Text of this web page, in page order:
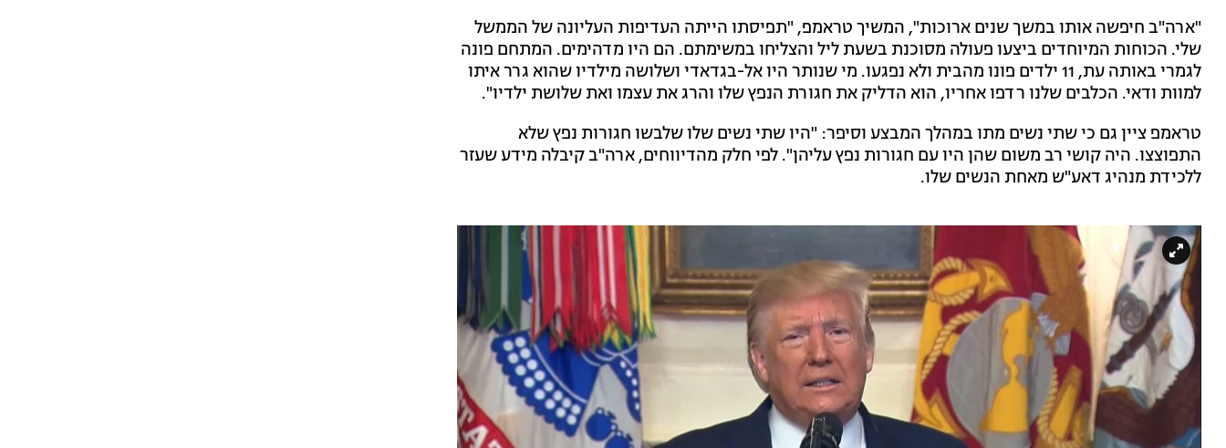
"ארה"ב חיפשה אותו במשך שנים ארוכות", המשיך טראמפ, "תפיסתו הייתה העדיפות העליונה של הממשל
שלי. הכוחות המיוחדים ביצעו פעולה מסוכנת בשעת ליל והצליחו במשימתם. הם היו מדהימים. המתחם פונה
לגמרי באותה עת, 11 ילדים פונו מהבית ולא נפגעו. מי שנותר היו אל-בגדאדי ושלושה מילדיו שהוא גרר איתו
למוות ודאי. הכלבים שלנו רדפו אחריו, הוא הדליק את חגורת הנפץ שלו והרג את עצמו ואת שלושת ילדיו".
טראמפ ציין גם כי שתי נשים מתו במהלך המבצע וסיפר: "היו שתי נשים שלו שלבשו חגורות נפץ שלא
התפוצצו. היה קושי רב משום שהן היו עם חגורות נפץ עליהן". לפי חלק מהדיווחים, ארה"ב קיבלה מידע שעזר
ללכידת מנהיג דאע"ש מאחת הנשים שלו.